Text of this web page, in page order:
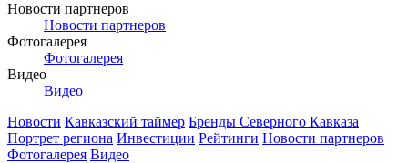
Новости партнеров
Новости партнеров
Фотогалерея
Фотогалерея
Видео
Видео
Новости Кавказский таймер Бренды Северного Кавказа
Портрет региона Инвестиции Рейтинги Новости партнеров
Фотогалерея Видео